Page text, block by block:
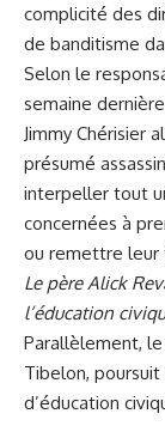
complicité des
de banditisme
Selon le
semaine
Jimmy Chérisier
présumé
interpeller tout
concernées à
ou remettre leur
Le père Alick
l’éducation
Parallèlement,
Tibelon,
d’éducation